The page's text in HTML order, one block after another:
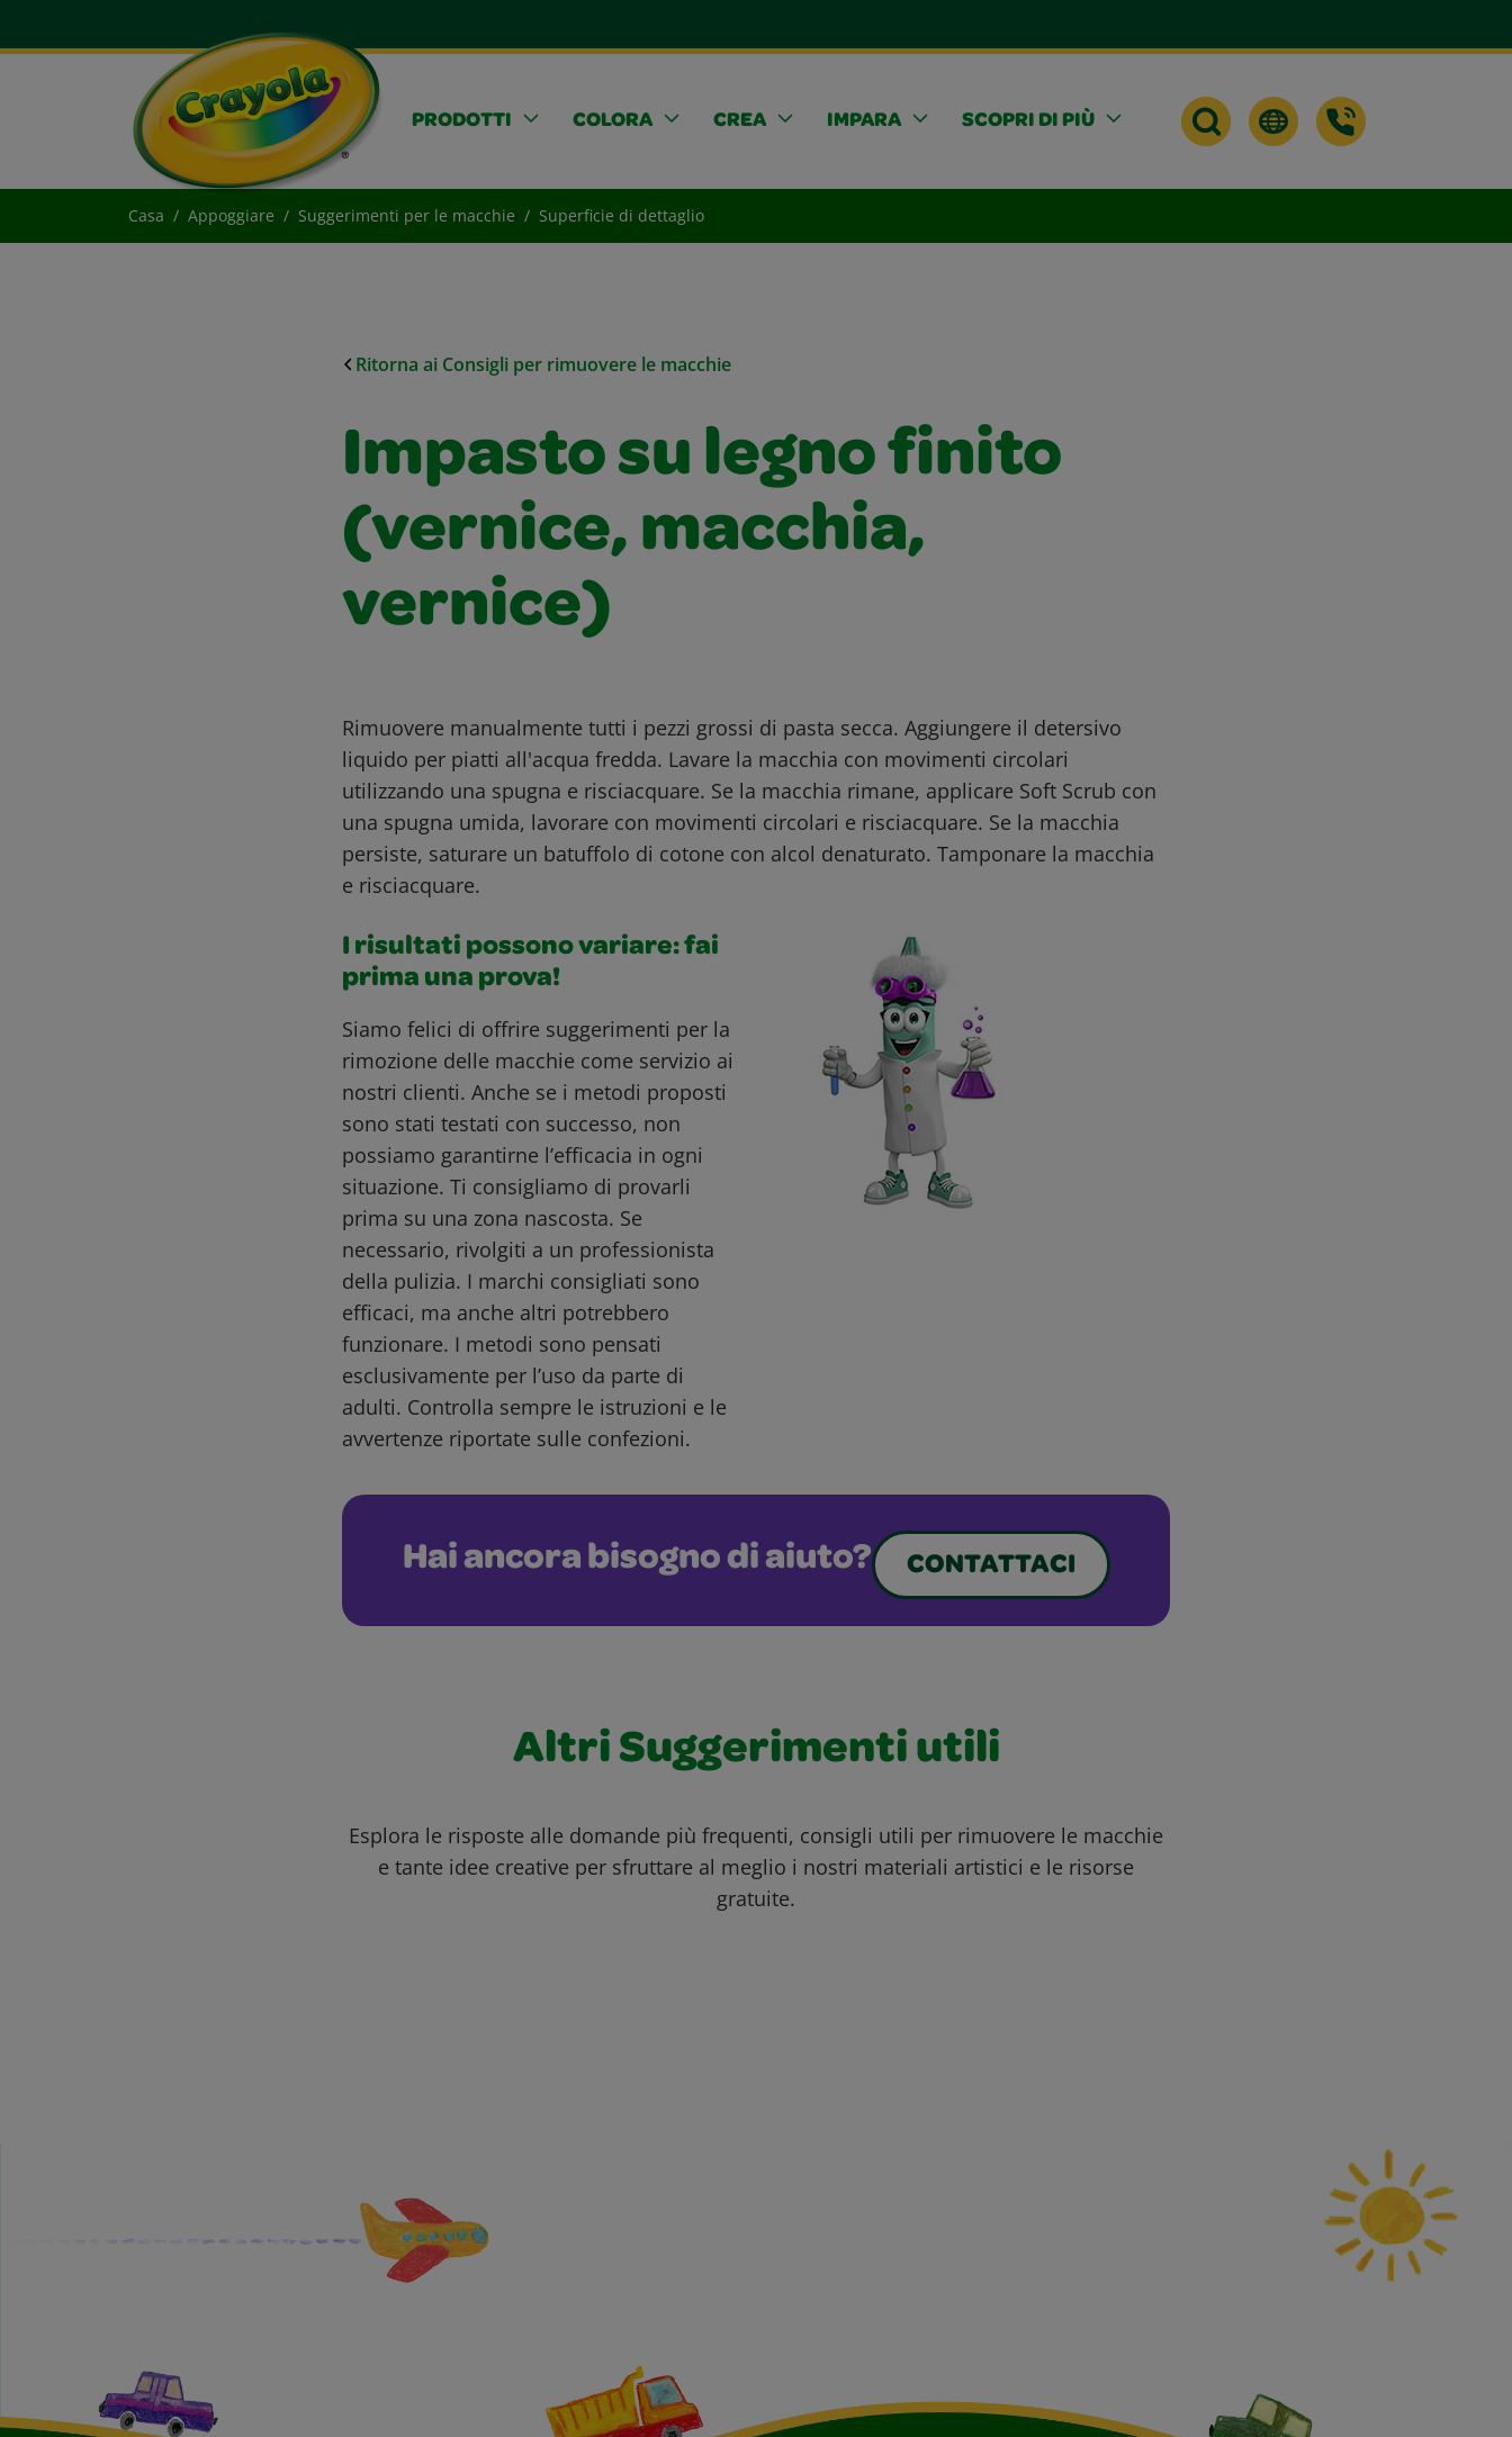
PRODOTTI COLORA CREA IMPARA SCOPRI DI PIÙ
Casa Appoggiare Suggerimenti per le macchie Superficie di dettaglio
Ritorna ai Consigli per rimuovere le macchie
Impasto su legno finito
(vernice, macchia,
vernice)
Rimuovere manualmente tutti i pezzi grossi di pasta secca. Aggiungere il detersivo
liquido per piatti all'acqua fredda. Lavare la macchia con movimenti circolari
utilizzando una spugna e risciacquare. Se la macchia rimane, applicare Soft Scrub con
una spugna umida, lavorare con movimenti circolari e risciacquare. Se la macchia
persiste, saturare un batuffolo di cotone con alcol denaturato. Tamponare la macchia
e risciacquare.
I risultati possono variare: fai
prima una prova!
Siamo felici di offrire suggerimenti per la
rimozione delle macchie come servizio ai
nostri clienti. Anche se i metodi proposti
sono stati testati con successo, non
possiamo garantirne l’efficacia in ogni
situazione. Ti consigliamo di provarli
prima su una zona nascosta. Se
necessario, rivolgiti a un professionista
della pulizia. I marchi consigliati sono
efficaci, ma anche altri potrebbero
funzionare. I metodi sono pensati
esclusivamente per l’uso da parte di
adulti. Controlla sempre le istruzioni e le
avvertenze riportate sulle confezioni.
Hai ancora bisogno di aiuto? CONTATTACI
Altri Suggerimenti utili
Esplora le risposte alle domande più frequenti, consigli utili per rimuovere le macchie
e tante idee creative per sfruttare al meglio i nostri materiali artistici e le risorse
gratuite.